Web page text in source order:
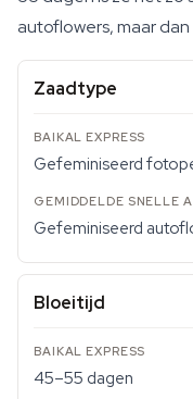
autoflowers, maar
Zaadtype
Gefeminiseerd
Gefeminiseerd
Bloeitijd
45–55 dagen